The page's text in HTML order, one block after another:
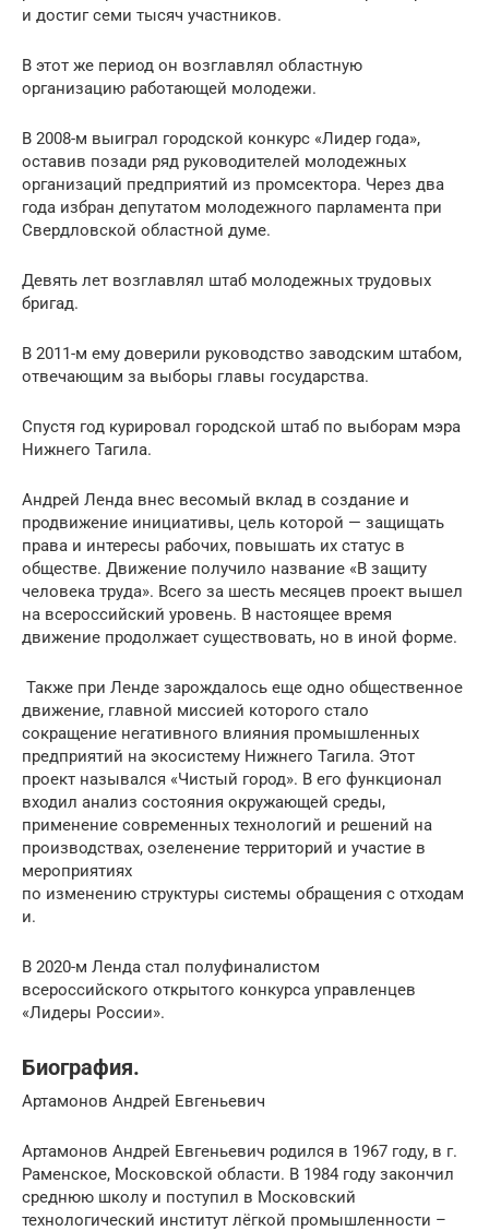
и достиг семи тысяч участников.
В этот же период он возглавлял областную
организацию работающей молодежи.
В 2008-м выиграл городской конкурс «Лидер года»,
оставив позади ряд руководителей молодежных
организаций предприятий из промсектора. Через два
года избран депутатом молодежного парламента при
Свердловской областной думе.
Девять лет возглавлял штаб молодежных трудовых
бригад.
В 2011-м ему доверили руководство заводским штабом,
отвечающим за выборы главы государства.
Спустя год курировал городской штаб по выборам мэра
Нижнего Тагила.
Андрей Ленда внес весомый вклад в создание и
продвижение инициативы, цель которой — защищать
права и интересы рабочих, повышать их статус в
обществе. Движение получило название «В защиту
человека труда». Всего за шесть месяцев проект вышел
на всероссийский уровень. В настоящее время
движение продолжает существовать, но в иной форме.
Также при Ленде зарождалось еще одно общественное
движение, главной миссией которого стало
сокращение негативного влияния промышленных
предприятий на экосистему Нижнего Тагила. Этот
проект назывался «Чистый город». В его функционал
входил анализ состояния окружающей среды,
применение современных технологий и решений на
производствах, озеленение территорий и участие в
мероприятиях
по изменению структуры системы обращения с отходам
и.
В 2020-м Ленда стал полуфиналистом
всероссийского открытого конкурса управленцев
«Лидеры России».
Биография.
Артамонов Андрей Евгеньевич
Артамонов Андрей Евгеньевич родился в 1967 году, в г.
Раменское, Московской области. В 1984 году закончил
среднюю школу и поступил в Московский
технологический институт лёгкой промышленности –